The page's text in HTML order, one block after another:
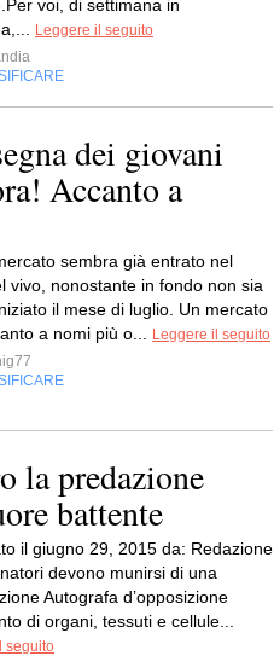
voi, di settimana in
Leggere il seguito
dei giovani
Accanto a
sembra già entrato nel
vivo, nonostante in fondo non sia
il mese di luglio. Un mercato
a nomi più o...
Leggere il seguito
la predazione
battente
il giugno 29, 2015 da: Redazione
devono munirsi di una
Autografa d’opposizione
di organi, tessuti e cellule...
seguito